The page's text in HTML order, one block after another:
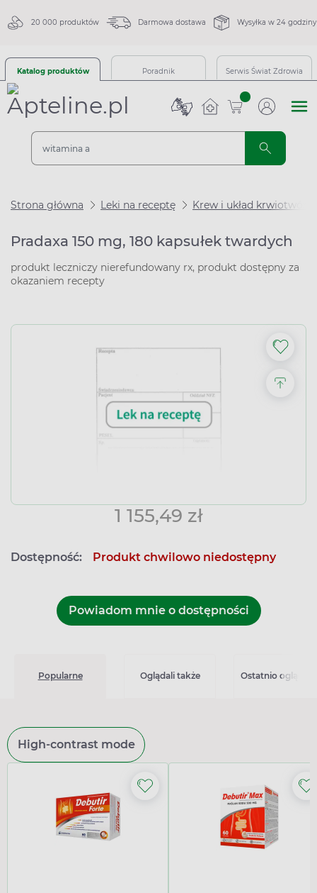
20 000 produktów Darmowa dostawa Wysyłka w 24 godziny
Katalog produktów Poradnik Serwis Świat Zdrowia
sztuk
Strona główna Leki na receptę Krew i układ
Pradaxa 150 mg, 180 kapsułek twardych
produkt leczniczy nierefundowany rx, produkt dostępny za
okazaniem recepty
1 155,49 zł
Dostępność: Produkt chwilowo niedostępny
Powiadom mnie o dostępności
Popularne Oglądali także Ostatnio
High-contrast mode